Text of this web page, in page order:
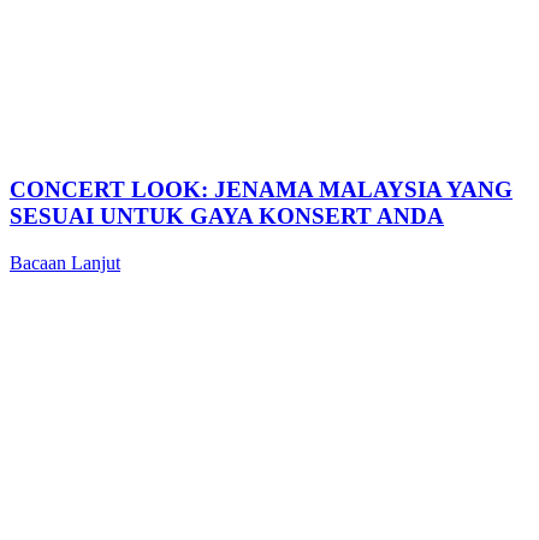
CONCERT LOOK: JENAMA MALAYSIA YANG
SESUAI UNTUK GAYA KONSERT ANDA
Bacaan Lanjut